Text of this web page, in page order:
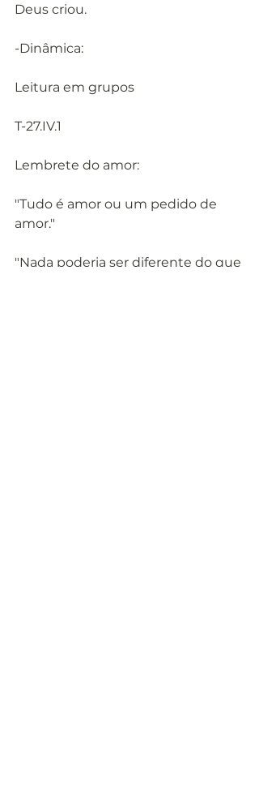
Deus criou.
-Dinâmica:
Leitura em grupos
T-27.IV.1
Lembrete do amor:
"Tudo é amor ou um pedido de
amor."
"Nada poderia ser diferente do que